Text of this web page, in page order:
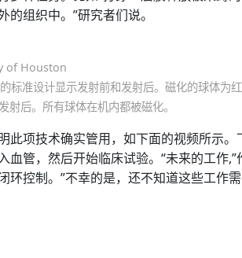
组织中。”研究者们说。
of Houston
标准设计显示发射前和发射后。磁化的球体为
后。所有球体在机内都被磁化。
此项技术确实管用，如下面的视频所示
血管，然后开始临床试验。“未来的工作
环控制。”不幸的是，还不知道这些工作需